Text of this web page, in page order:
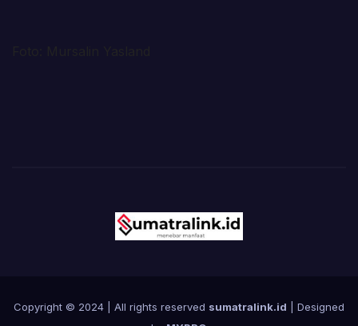
Copyright © 2024 | All rights reserved sumatralink.id | Designed